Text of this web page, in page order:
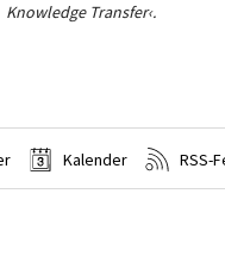
Knowledge Transfer‹.
Kalender RSS-